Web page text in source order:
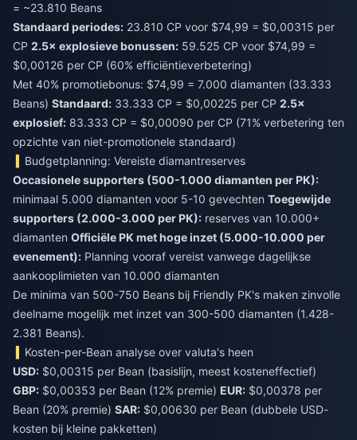
= ~23.810 Beans
Standaard periodes: 23.810 CP voor $74,99 = $0,00315 per
CP 2.5× explosieve bonussen: 59.525 CP voor $74,99 =
$0,00126 per CP (60% efficiëntieverbetering)
Met 40% promotiebonus: $74,99 = 7.000 diamanten (33.333
Beans) Standaard: 33.333 CP = $0,00225 per CP 2.5×
explosief: 83.333 CP = $0,00090 per CP (71% verbetering ten
opzichte van niet-promotionele standaard)
Budgetplanning: Vereiste diamantreserves
Occasionele supporters (500-1.000 diamanten per PK):
minimaal 5.000 diamanten voor 5-10 gevechten Toegewijde
supporters (2.000-3.000 per PK): reserves van 10.000+
diamanten Officiële PK met hoge inzet (5.000-10.000 per
evenement): Planning vooraf vereist vanwege dagelijkse
aankooplimieten van 10.000 diamanten
De minima van 500-750 Beans bij Friendly PK's maken zinvolle
deelname mogelijk met inzet van 300-500 diamanten (1.428-
2.381 Beans).
Kosten-per-Bean analyse over valuta's heen
USD: $0,00315 per Bean (basislijn, meest kosteneffectief)
GBP: $0,00353 per Bean (12% premie) EUR: $0,00378 per
Bean (20% premie) SAR: $0,00630 per Bean (dubbele USD-
kosten bij kleine pakketten)